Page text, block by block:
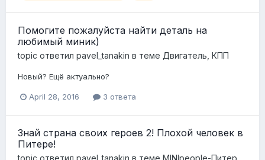
Помогите пожалуйста найти деталь на
любимый миник)
topic ответил pavel_tanakin в теме Двигатель, КПП
Новый? Ещё актуально?
April 28, 2016 3 ответа
Знай страна своих героев 2! Плохой человек в
Питере!
topic ответил pavel_tanakin в теме MINIpeople-Питер